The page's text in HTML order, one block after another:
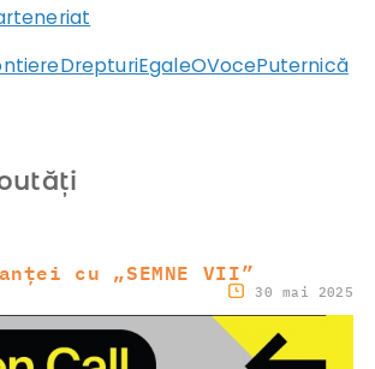
cu „SEMNE VII”
30 mai 2025